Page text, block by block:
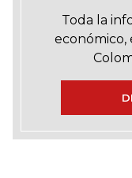
Toda la
económico,